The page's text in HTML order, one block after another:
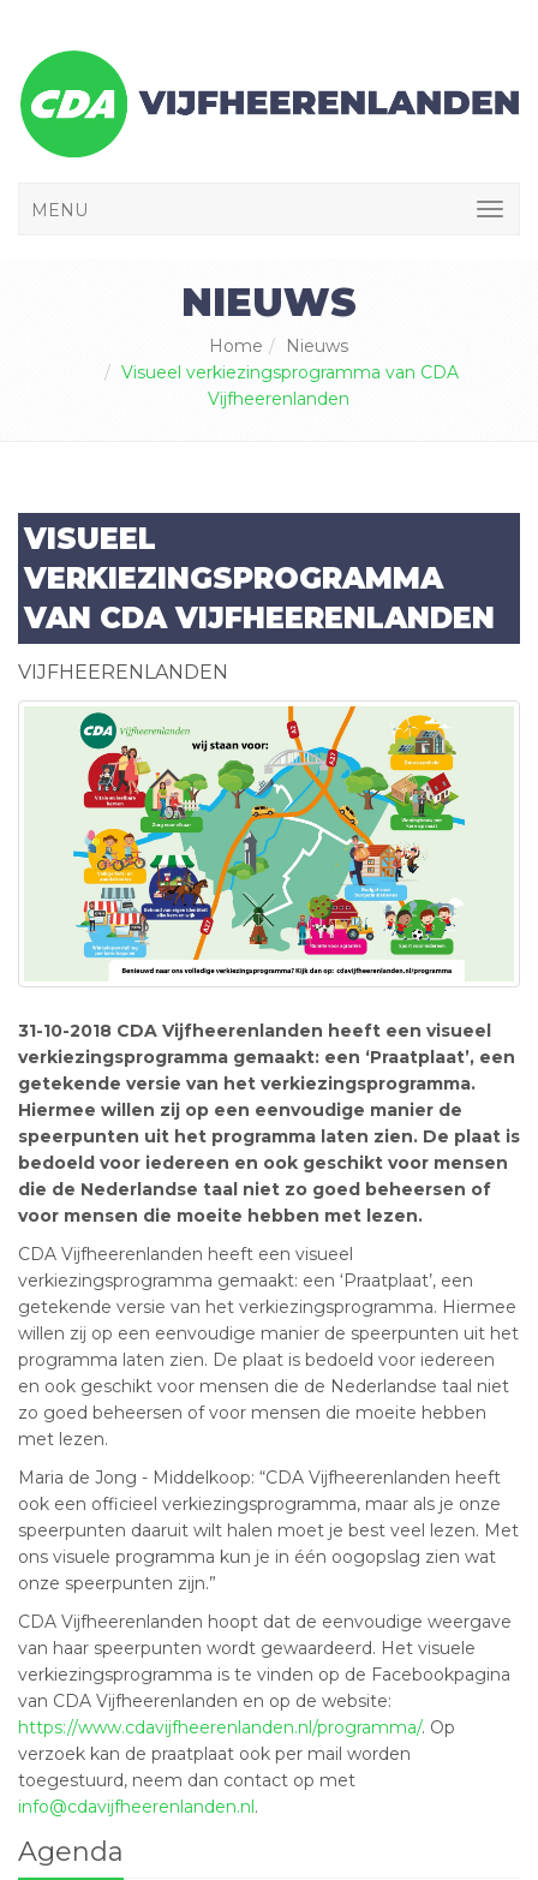
MENU
NIEUWS
Home
Nieuws
Visueel verkiezingsprogramma van CDA
Vijfheerenlanden
VISUEEL
VERKIEZINGSPROGRAMMA
VAN CDA VIJFHEERENLANDEN
VIJFHEERENLANDEN
31-10-2018 CDA Vijfheerenlanden heeft een visueel
verkiezingsprogramma gemaakt: een ‘Praatplaat’, een
getekende versie van het verkiezingsprogramma.
Hiermee willen zij op een eenvoudige manier de
speerpunten uit het programma laten zien. De plaat is
bedoeld voor iedereen en ook geschikt voor mensen
die de Nederlandse taal niet zo goed beheersen of
voor mensen die moeite hebben met lezen.
CDA Vijfheerenlanden heeft een visueel
verkiezingsprogramma gemaakt: een ‘Praatplaat’, een
getekende versie van het verkiezingsprogramma. Hiermee
willen zij op een eenvoudige manier de speerpunten uit het
programma laten zien. De plaat is bedoeld voor iedereen
en ook geschikt voor mensen die de Nederlandse taal niet
zo goed beheersen of voor mensen die moeite hebben
met lezen.
Maria de Jong - Middelkoop: “CDA Vijfheerenlanden heeft
ook een officieel verkiezingsprogramma, maar als je onze
speerpunten daaruit wilt halen moet je best veel lezen. Met
ons visuele programma kun je in één oogopslag zien wat
onze speerpunten zijn.”
CDA Vijfheerenlanden hoopt dat de eenvoudige weergave
van haar speerpunten wordt gewaardeerd. Het visuele
verkiezingsprogramma is te vinden op de Facebookpagina
van CDA Vijfheerenlanden en op de website:
https://www.cdavijfheerenlanden.nl/programma/. Op
verzoek kan de praatplaat ook per mail worden
toegestuurd, neem dan contact op met
info@cdavijfheerenlanden.nl .
Agenda